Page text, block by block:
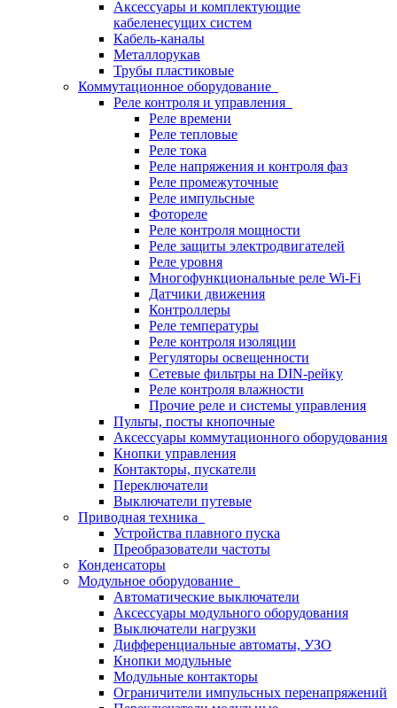
Аксессуары и комплектующие
кабеленесущих систем
Кабель-каналы
Металлорукав
Трубы пластиковые
Коммутационное оборудование
Реле контроля и управления
Реле времени
Реле тепловые
Реле тока
Реле напряжения и контроля фаз
Реле промежуточные
Реле импульсные
Фотореле
Реле контроля мощности
Реле защиты электродвигателей
Реле уровня
Многофункциональные реле Wi-Fi
Датчики движения
Контроллеры
Реле температуры
Реле контроля изоляции
Регуляторы освещенности
Сетевые фильтры на DIN-рейку
Реле контроля влажности
Прочие реле и системы управления
Пульты, посты кнопочные
Аксессуары коммутационного оборудования
Кнопки управления
Контакторы, пускатели
Переключатели
Выключатели путевые
Приводная техника
Устройства плавного пуска
Преобразователи частоты
Конденсаторы
Модульное оборудование
Автоматические выключатели
Аксессуары модульного оборудования
Выключатели нагрузки
Дифференциальные автоматы, УЗО
Кнопки модульные
Модульные контакторы
Ограничители импульсных перенапряжений